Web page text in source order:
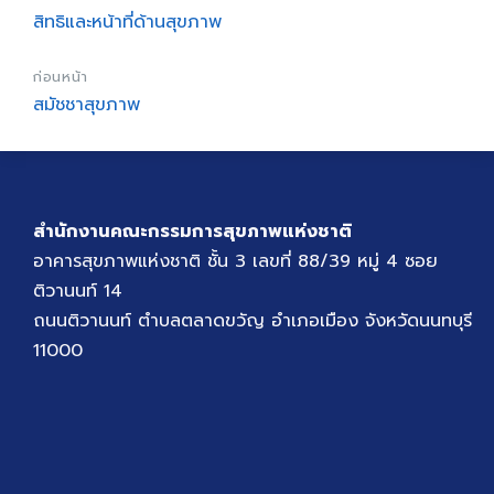
สิทธิและหน้าที่ด้านสุขภาพ
ก่อนหน้า
สมัชชาสุขภาพ
สำนักงานคณะกรรมการสุขภาพแห่งชาติ
อาคารสุขภาพแห่งชาติ ชั้น 3 เลขที่ 88/39 หมู่ 4 ซอย
ติวานนท์ 14
ถนนติวานนท์ ตำบลตลาดขวัญ อำเภอเมือง จังหวัดนนทบุรี
11000